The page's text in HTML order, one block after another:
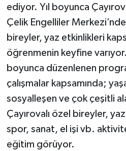
ediyor. Yıl boyunca
Çelik Engelliler
bireyler, yaz etkinlikleri
öğrenmenin keyfine
boyunca düzenlenen
çalışmalar kapsamında;
sosyalleşen ve çok çeşitli
Çayırovalı özel bireyler,
spor, sanat, el işi vb.
eğitim görüyor.